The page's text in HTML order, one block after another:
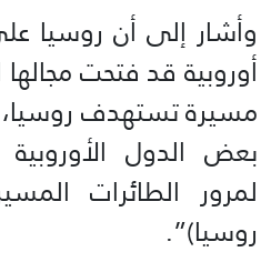
وأشار إلى أن روسيا
أوروبية قد فتحت
مسيرة تستهدف روسيا،
بعض الدول
لمرور الطائرات
روسيا)”.